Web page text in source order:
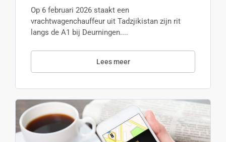
Op 6 februari 2026 staakt een
vrachtwagenchauffeur uit Tadzjikistan zijn rit
langs de A1 bij Deurningen....
Lees meer